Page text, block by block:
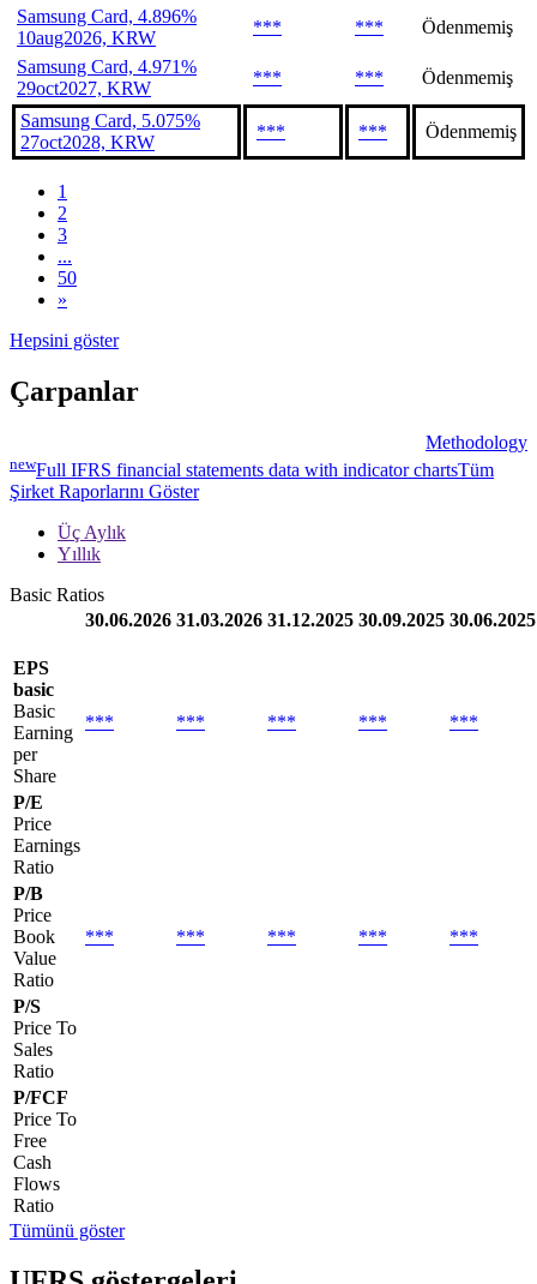
Samsung Card, 4.896%
10aug2026, KRW
*** ***
Ödenmemiş
Samsung Card, 4.971%
29oct2027, KRW
*** *** Ödenmemiş
Samsung Card, 5.075%
27oct2028, KRW
*** *** Ödenmemiş
1
2
3
...
50
»
Hepsini göster
Çarpanlar
Methodology
newFull IFRS financial statements data with indicator chartsTüm
Şirket Raporlarını Göster
Üç Aylık
Yıllık
Basic Ratios
30.06.2026 31.03.2026 31.12.2025 30.09.2025 30.06.2025
EPS
basic
Basic
Earning
per
Share
*** *** *** *** ***
P/E
Price
Earnings
Ratio
P/B
Price
Book
Value
Ratio
*** *** *** *** ***
P/S
Price To
Sales
Ratio
P/FCF
Price To
Free
Cash
Flows
Ratio
Tümünü göster